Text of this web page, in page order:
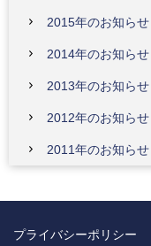
2015年のお知らせ
2014年のお知らせ
2013年のお知らせ
2012年のお知らせ
2011年のお知らせ
プライバシーポリシー